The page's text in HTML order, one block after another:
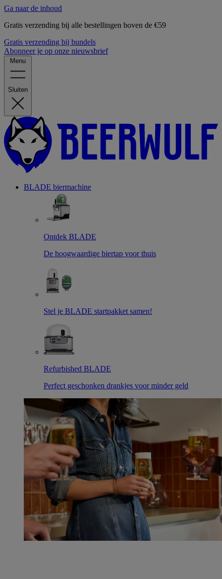
Ga naar de inhoud
Gratis verzending bij alle bestellingen boven de €59
Gratis verzending bij bundels
Abonneer je op onze nieuwsbrief
Menu
Sluiten
BLADE biermachine
Ontdek BLADE
De hoogwaardige biertap voor thuis
Stel je BLADE startpakket samen!
Refurbished BLADE
Perfect geschonken drankjes voor minder geld